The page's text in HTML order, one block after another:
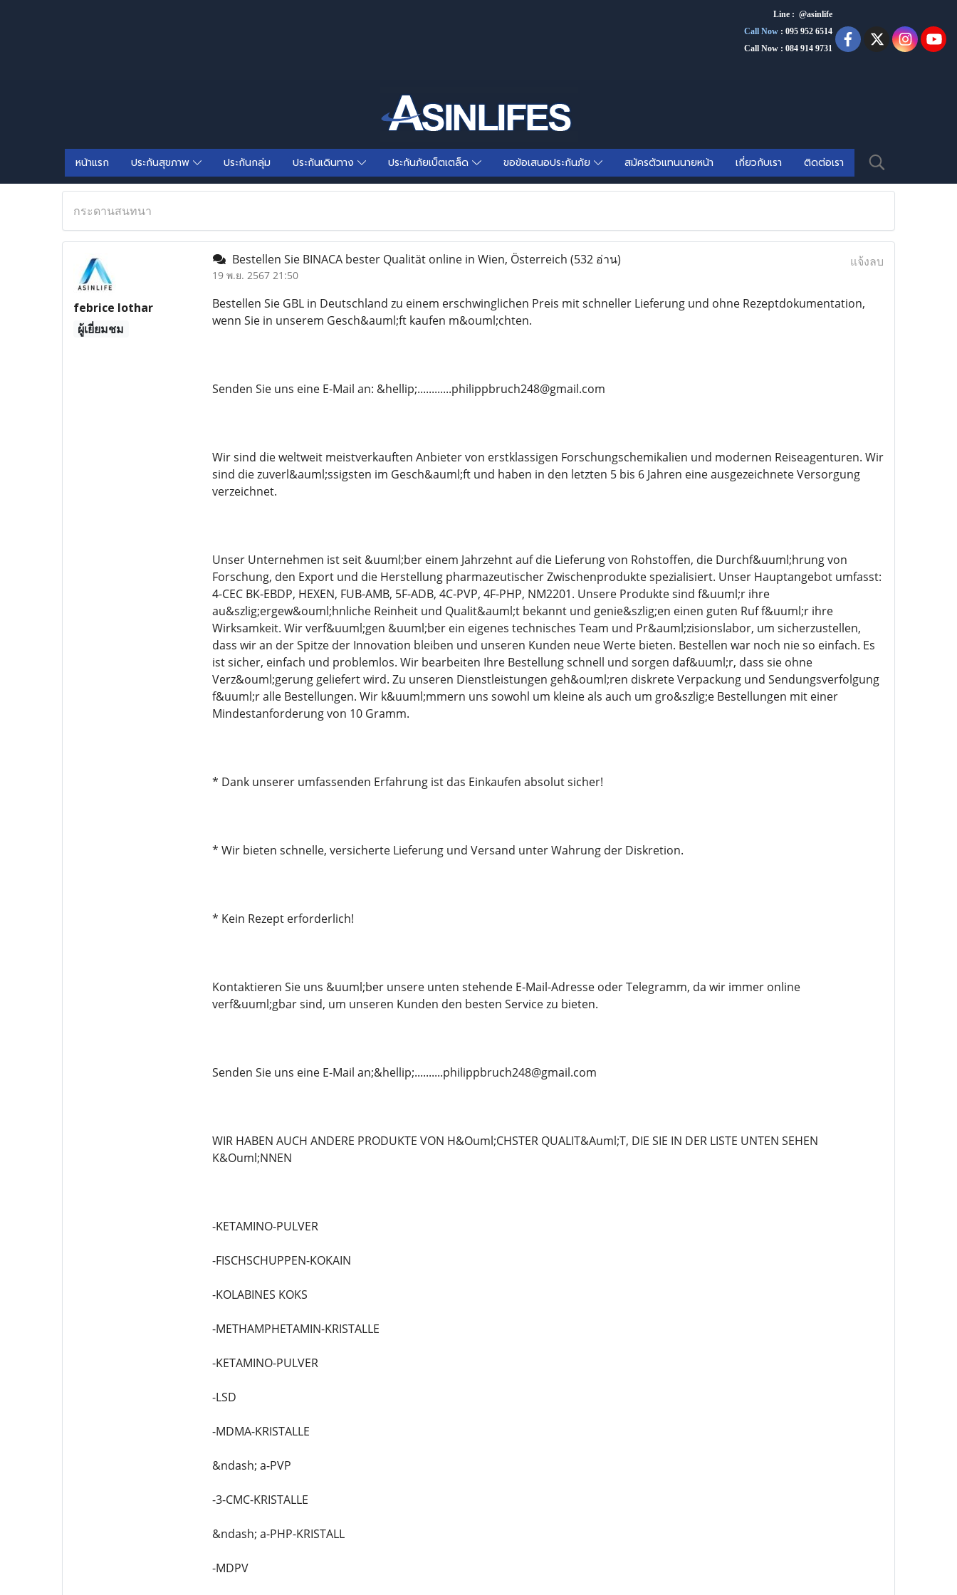
Line : @asinlife
Call Now : 095 952 6514
Call Now : 084 914 9731
หน้าแรก ประกันสุขภาพ ประกันกลุ่ม ประกันเดินทาง ประกันภัยเบ็ตเตล็ด ขอข้อเสนอประกันภัย สมัครตัวแทนนายหน้า เกี่ยวกับเรา ติดต่อเรา
กระดานสนทนา
febrice lothar
ผู้เยี่ยมชม
Bestellen Sie BINACA bester Qualität online in Wien, Österreich (532 อ่าน)
19 พ.ย. 2567 21:50
แจ้งลบ
Bestellen Sie GBL in Deutschland zu einem erschwinglichen Preis mit schneller Lieferung und ohne Rezeptdokumentation,
wenn Sie in unserem Gesch&auml;ft kaufen m&ouml;chten.
Senden Sie uns eine E-Mail an: &hellip;............philippbruch248@gmail.com
Wir sind die weltweit meistverkauften Anbieter von erstklassigen Forschungschemikalien und modernen Reiseagenturen. Wir
sind die zuverl&auml;ssigsten im Gesch&auml;ft und haben in den letzten 5 bis 6 Jahren eine ausgezeichnete Versorgung
verzeichnet.
Unser Unternehmen ist seit &uuml;ber einem Jahrzehnt auf die Lieferung von Rohstoffen, die Durchf&uuml;hrung von
Forschung, den Export und die Herstellung pharmazeutischer Zwischenprodukte spezialisiert. Unser Hauptangebot umfasst:
4-CEC BK-EBDP, HEXEN, FUB-AMB, 5F-ADB, 4C-PVP, 4F-PHP, NM2201. Unsere Produkte sind f&uuml;r ihre
au&szlig;ergew&ouml;hnliche Reinheit und Qualit&auml;t bekannt und genie&szlig;en einen guten Ruf f&uuml;r ihre
Wirksamkeit. Wir verf&uuml;gen &uuml;ber ein eigenes technisches Team und Pr&auml;zisionslabor, um sicherzustellen,
dass wir an der Spitze der Innovation bleiben und unseren Kunden neue Werte bieten. Bestellen war noch nie so einfach. Es
ist sicher, einfach und problemlos. Wir bearbeiten Ihre Bestellung schnell und sorgen daf&uuml;r, dass sie ohne
Verz&ouml;gerung geliefert wird. Zu unseren Dienstleistungen geh&ouml;ren diskrete Verpackung und Sendungsverfolgung
f&uuml;r alle Bestellungen. Wir k&uuml;mmern uns sowohl um kleine als auch um gro&szlig;e Bestellungen mit einer
Mindestanforderung von 10 Gramm.
* Dank unserer umfassenden Erfahrung ist das Einkaufen absolut sicher!
* Wir bieten schnelle, versicherte Lieferung und Versand unter Wahrung der Diskretion.
* Kein Rezept erforderlich!
Kontaktieren Sie uns &uuml;ber unsere unten stehende E-Mail-Adresse oder Telegramm, da wir immer online
verf&uuml;gbar sind, um unseren Kunden den besten Service zu bieten.
Senden Sie uns eine E-Mail an;&hellip;..........philippbruch248@gmail.com
WIR HABEN AUCH ANDERE PRODUKTE VON H&Ouml;CHSTER QUALIT&Auml;T, DIE SIE IN DER LISTE UNTEN SEHEN
K&Ouml;NNEN
-KETAMINO-PULVER
-FISCHSCHUPPEN-KOKAIN
-KOLABINES KOKS
-METHAMPHETAMIN-KRISTALLE
-KETAMINO-PULVER
-LSD
-MDMA-KRISTALLE
&ndash; a-PVP
-3-CMC-KRISTALLE
&ndash; a-PHP-KRISTALL
-MDPV